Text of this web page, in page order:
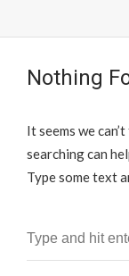
Nothing
It seems we
searching can
Type some text